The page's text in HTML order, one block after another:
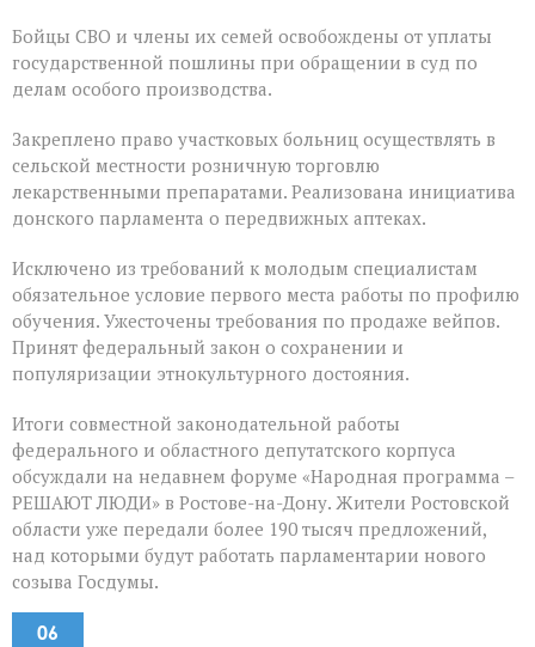
Бойцы СВО и члены их семей освобождены от уплаты
государственной пошлины при обращении в суд по
делам особого производства.
Закреплено право участковых больниц осуществлять в
сельской местности розничную торговлю
лекарственными препаратами. Реализована инициатива
донского парламента о передвижных аптеках.
Исключено из требований к молодым специалистам
обязательное условие первого места работы по профилю
обучения. Ужесточены требования по продаже вейпов.
Принят федеральный закон о сохранении и
популяризации этнокультурного достояния.
Итоги совместной законодательной работы
федерального и областного депутатского корпуса
обсуждали на недавнем форуме «Народная программа –
РЕШАЮТ ЛЮДИ» в Ростове-на-Дону. Жители Ростовской
области уже передали более 190 тысяч предложений,
над которыми будут работать парламентарии нового
созыва Госдумы.
06